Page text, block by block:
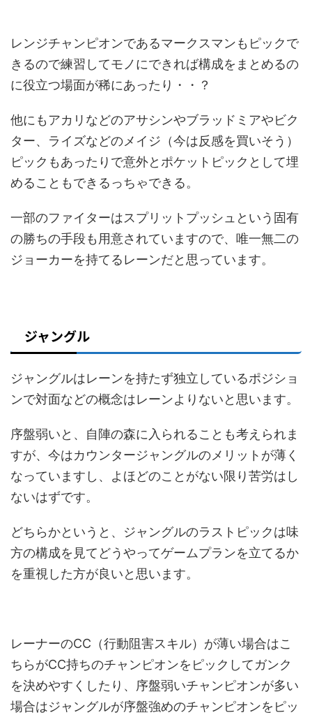
レンジチャンピオンであるマークスマンもピックで
きるので練習してモノにできれば構成をまとめるの
に役立つ場面が稀にあったり・・？
他にもアカリなどのアサシンやブラッドミアやビク
ター、ライズなどのメイジ（今は反感を買いそう）
ピックもあったりで意外とポケットピックとして埋
めることもできるっちゃできる。
一部のファイターはスプリットプッシュという固有
の勝ちの手段も用意されていますので、唯一無二の
ジョーカーを持てるレーンだと思っています。
ジャングル
ジャングルはレーンを持たず独立しているポジショ
ンで対面などの概念はレーンよりないと思います。
序盤弱いと、自陣の森に入られることも考えられま
すが、今はカウンタージャングルのメリットが薄く
なっていますし、よほどのことがない限り苦労はし
ないはずです。
どちらかというと、ジャングルのラストピックは味
方の構成を見てどうやってゲームプランを立てるか
を重視した方が良いと思います。
レーナーのCC（行動阻害スキル）が薄い場合はこ
ちらがCC持ちのチャンピオンをピックしてガンク
を決めやすくしたり、序盤弱いチャンピオンが多い
場合はジャングルが序盤強めのチャンピオンをピッ